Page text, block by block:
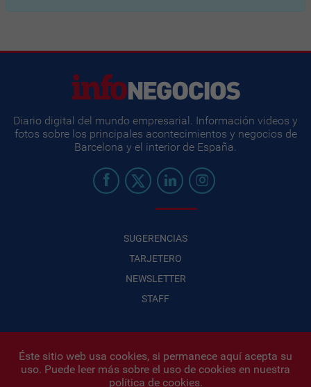
Diario digital del mundo empresarial. Información videos y
fotos sobre los principales acontecimientos y negocios de
Barcelona y el interior de España.
SUGERENCIAS
TARJETERO
NEWSLETTER
STAFF
Infonegocios 2026| INFONEGOCIOS S.A. · CUIT: 30710438486 |
Éste sitio web usa cookies, si permanece aquí acepta su
uso. Puede leer más sobre el uso de cookies en nuestra
política de cookies.